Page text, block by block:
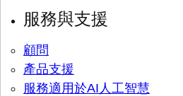
服務與支援
顧問
產品支援
服務適用於AI人工智慧